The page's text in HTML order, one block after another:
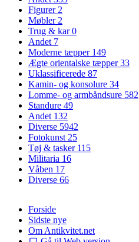
Figurer2
Møbler2
Trug & kar0
Andet 7
Moderne tæpper 149
Ægte orientalske tæpper33
Uklassificerede 87
Kamin- og konsolure 34
Lomme- og armbåndsure 582
Standure 49
Andet 132
Diverse 5942
Fotokunst25
Tøj & tasker 115
Militaria 16
Våben 17
Diverse 66
Forside
Sidste nye
Om Antikvitet.net